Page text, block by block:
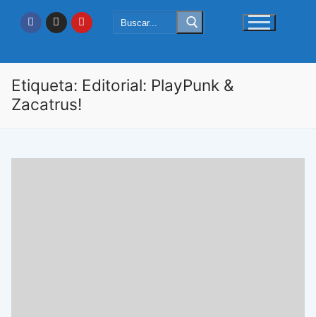
Buscar:
Etiqueta: Editorial: PlayPunk &
Zacatrus!